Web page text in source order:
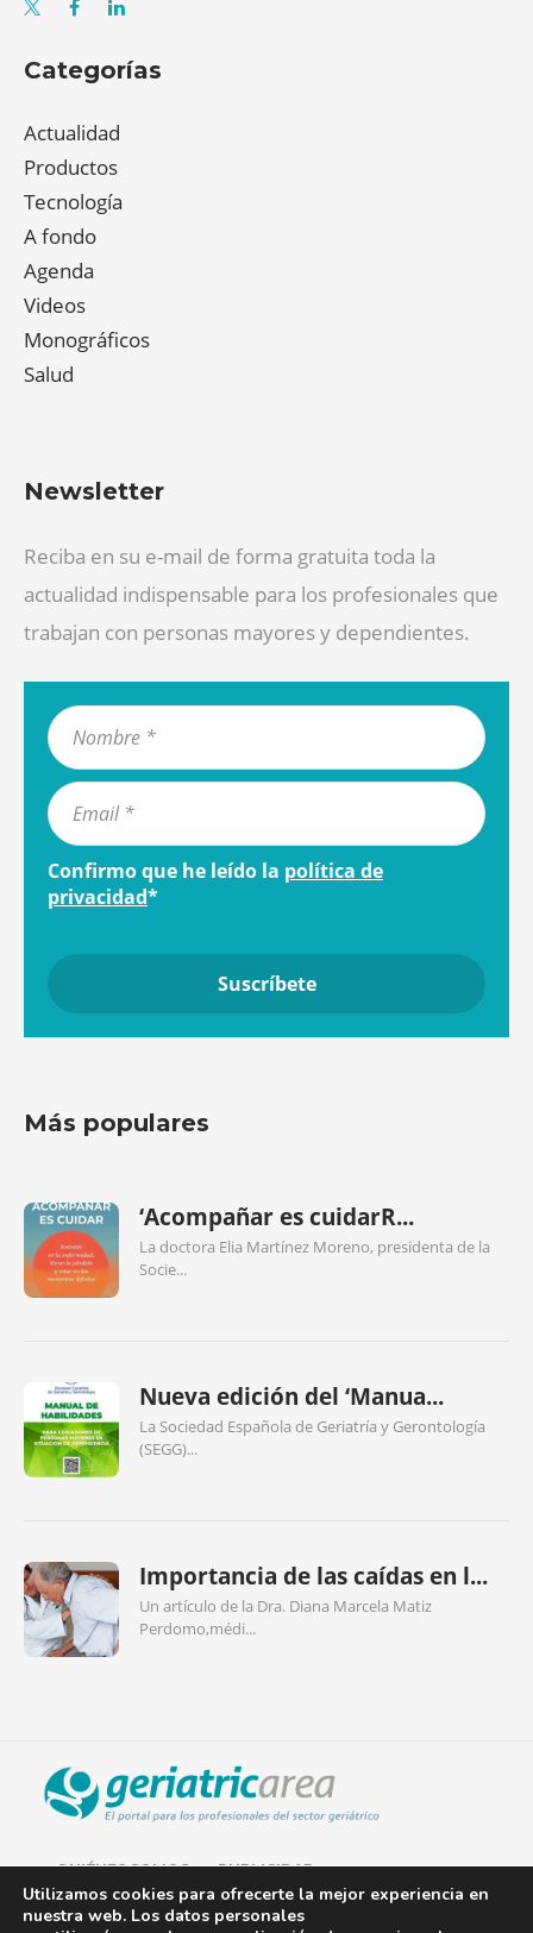
Categorías
Actualidad
Productos
Tecnología
A fondo
Agenda
Videos
Monográficos
Salud
Newsletter
Reciba en su e-mail de forma gratuita toda la
actualidad indispensable para los profesionales que
trabajan con personas mayores y dependientes.
Confirmo que he leído la política de
privacidad*
Más populares
‘Acompañar es cuidarR...
La doctora Elia Martínez Moreno, presidenta de la
Socie...
Nueva edición del ‘Manua...
La Sociedad Española de Geriatría y Gerontología
(SEGG)...
Importancia de las caídas en l...
Un artículo de la Dra. Diana Marcela Matiz
Perdomo,médi...
QUIÉNES SOMOS PUBLICIDAD
AVISO LEGAL
Utilizamos cookies para ofrecerte la mejor experiencia en
nuestra web. Los datos personales